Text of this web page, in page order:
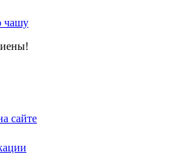
сайте